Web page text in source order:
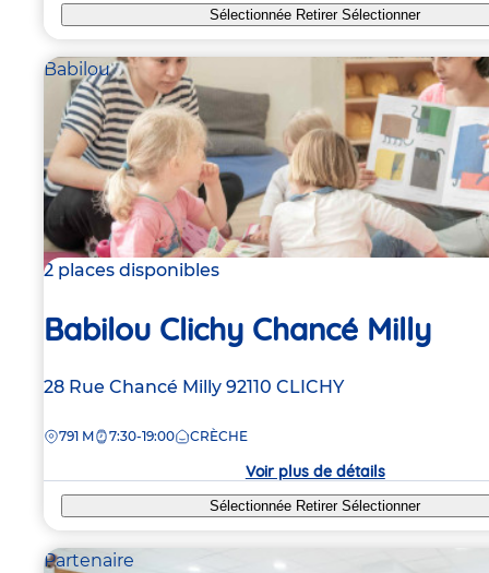
Sélectionnée RetirerSélectionner
Babilou
2 places disponibles
Babilou Clichy Chancé Milly
Adresse
la
28 Rue Chancé Milly 92110 CLICHY
DISTANCE
791 M 7:30-19:00 CRÈCHE
Voir plus de détails
Sélectionnée RetirerSélectionner
Partenaire